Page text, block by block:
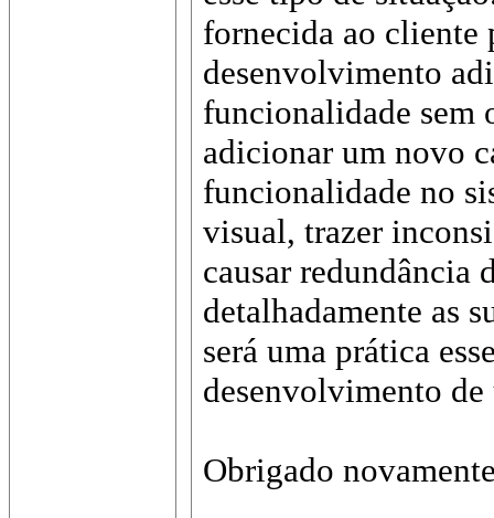
fornecida ao cliente
desenvolvimento
funcionalidade sem
adicionar um novo
funcionalidade no
visual, trazer
causar redundância
detalhadamente as
será uma prática
desenvolvimento de
Obrigado